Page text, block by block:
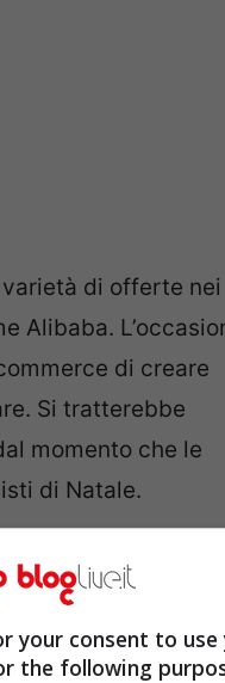
di offerte nei
Alibaba.
di creare
Si tratterebbe
momento che le
di Natale.
38,4 miliardi di
your consent to use
the following